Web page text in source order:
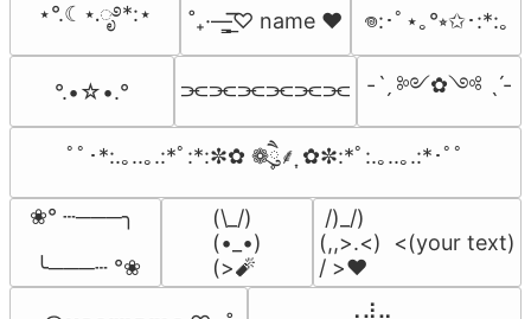
⋆°.☾⋆.ೃ࿔*:⋆ ˚₊·—̳͟͞͞♡ name ♥️ 𖦹:･ﾟ⋆｡°⭒✩･:*:｡
°.•☆•.° ⫘⫘⫘⫘⫘⫘ -ˋˏ ༻✿༺ ˎˊ-
ﾟﾟ･*:.｡..｡.:*ﾟ:*:✼✿ ❁ཻུ۪۪⸙͎ ✿✼:*ﾟ:.｡..｡.:*･ﾟﾟ
❀° ┄───╮
╰───┄ °❀
(\_/)
(•_•)
(>🧨
/)_/)
(,,>.<)  <(your text)
/ >❤️
⠀⠀⠀⠀⠀⠀⢀⣰⣀⠀⠀⠀⠀⠀⠀⠀⠀